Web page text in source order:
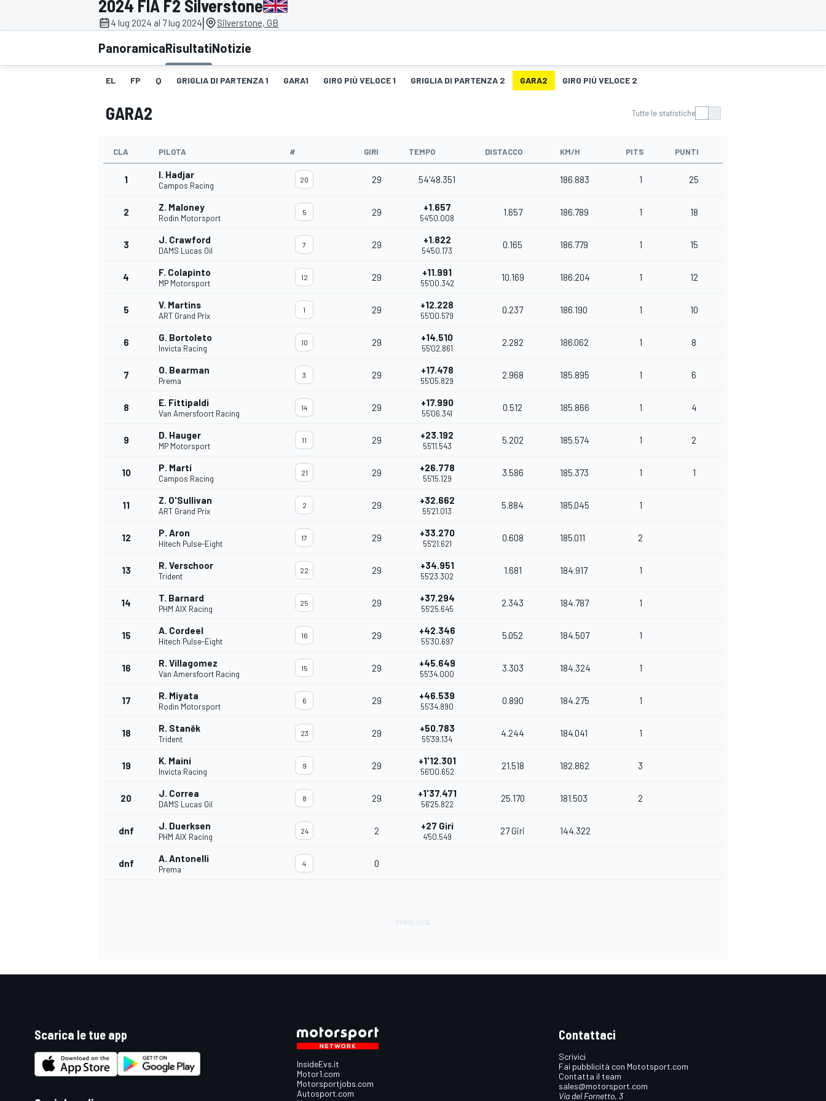
MOTOGP WEC
WRC
MONOPOSTO
2024 FIA F2 Silverstone
4 lug 2024 al 7 lug 2024| Silverstone, GB
PanoramicaRisultatiNotizie
EL FP Q GRIGLIA DI PARTENZA 1 GARA1 GIRO PIÙ VELOCE 1 GRIGLIA DI PARTENZA 2 GARA2 GIRO PIÙ VELOCE 2
GARA2 Tutte le statistiche
CLA PILOTA # GIRI TEMPO DISTACCO KM/H PITS PUNTI
1 I. Hadjar
Campos Racing
20 29 54'48.351 186.883 1 25
2 Z. Maloney
Rodin Motorsport
5 29 +1.657
54'50.008
1.657 186.789 1 18
3 J. Crawford
DAMS Lucas Oil
7 29 +1.822
54'50.173
0.165 186.779 1 15
4 F. Colapinto
MP Motorsport
12 29 +11.991
55'00.342
10.169 186.204 1 12
5 V. Martins
ART Grand Prix
1 29 +12.228
55'00.579
0.237 186.190 1 10
6 G. Bortoleto
Invicta Racing
10 29 +14.510
55'02.861
2.282 186.062 1 8
7 O. Bearman
Prema
3 29 +17.478
55'05.829
2.968 185.895 1 6
8 E. Fittipaldi
Van Amersfoort Racing
14 29 +17.990
55'06.341
0.512 185.866 1 4
9 D. Hauger
MP Motorsport
11 29 +23.192
55'11.543
5.202 185.574 1 2
10 P. Martí
Campos Racing
21 29 +26.778
55'15.129
3.586 185.373 1 1
11 Z. O'Sullivan
ART Grand Prix
2 29 +32.662
55'21.013
5.884 185.045 1
12 P. Aron
Hitech Pulse-Eight
17 29 +33.270
55'21.621
0.608 185.011 2
13 R. Verschoor
Trident
22 29 +34.951
55'23.302
1.681 184.917 1
14 T. Barnard
PHM AIX Racing
25 29 +37.294
55'25.645
2.343 184.787 1
15 A. Cordeel
Hitech Pulse-Eight
16 29 +42.346
55'30.697
5.052 184.507 1
16 R. Villagomez
Van Amersfoort Racing
15 29 +45.649
55'34.000
3.303 184.324 1
17 R. Miyata
Rodin Motorsport
6 29 +46.539
55'34.890
0.890 184.275 1
18 R. Staněk
Trident
23 29 +50.783
55'39.134
4.244 184.041 1
19 K. Maini
Invicta Racing
9 29 +1'12.301
56'00.652
21.518 182.862 3
20 J. Correa
DAMS Lucas Oil
8 29 +1'37.471
56'25.822
25.170 181.503 2
dnf J. Duerksen
PHM AIX Racing
24 2 +27 Giri
4'50.549
27 Giri 144.322
dnf A. Antonelli
Prema
4 0
Scarica le tue app
InsideEvs.it
Motor1.com
Motorsportjobs.com
Autosport.com
Contattaci
Scrivici
Fai pubblicità con Mototsport.com
Contatta il team
sales@motorsport.com
Via del Fornetto, 3